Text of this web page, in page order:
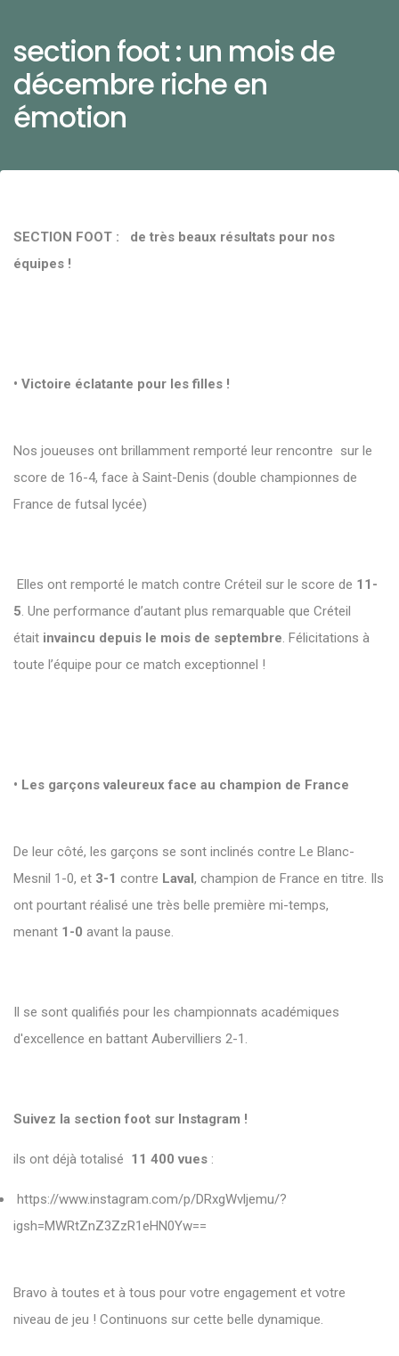
section foot : un mois de
décembre riche en
émotion
SECTION FOOT : de très beaux résultats pour nos
équipes !
• Victoire éclatante pour les filles !
Nos joueuses ont brillamment remporté leur rencontre sur le
score de 16-4, face à Saint-Denis (double championnes de
France de futsal lycée)
Elles ont remporté le match contre Créteil sur le score de 11-
5. Une performance d’autant plus remarquable que Créteil
était invaincu depuis le mois de septembre. Félicitations à
toute l’équipe pour ce match exceptionnel !
• Les garçons valeureux face au champion de France
De leur côté, les garçons se sont inclinés contre Le Blanc-
Mesnil 1-0, et 3-1 contre Laval, champion de France en titre. Ils
ont pourtant réalisé une très belle première mi-temps,
menant 1-0 avant la pause.
Il se sont qualifiés pour les championnats académiques
d'excellence en battant Aubervilliers 2-1.
Suivez la section foot sur Instagram !
ils ont déjà totalisé 11 400 vues :
https://www.instagram.com/p/DRxgWvljemu/?
igsh=MWRtZnZ3ZzR1eHN0Yw==
Bravo à toutes et à tous pour votre engagement et votre
niveau de jeu ! Continuons sur cette belle dynamique.